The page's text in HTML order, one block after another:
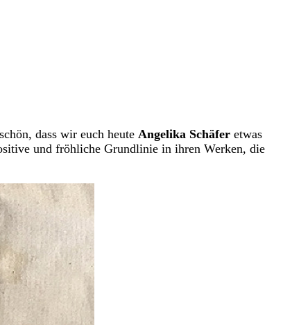
dass wir euch heute Angelika Schäfer etwas
und fröhliche Grundlinie in ihren Werken, die